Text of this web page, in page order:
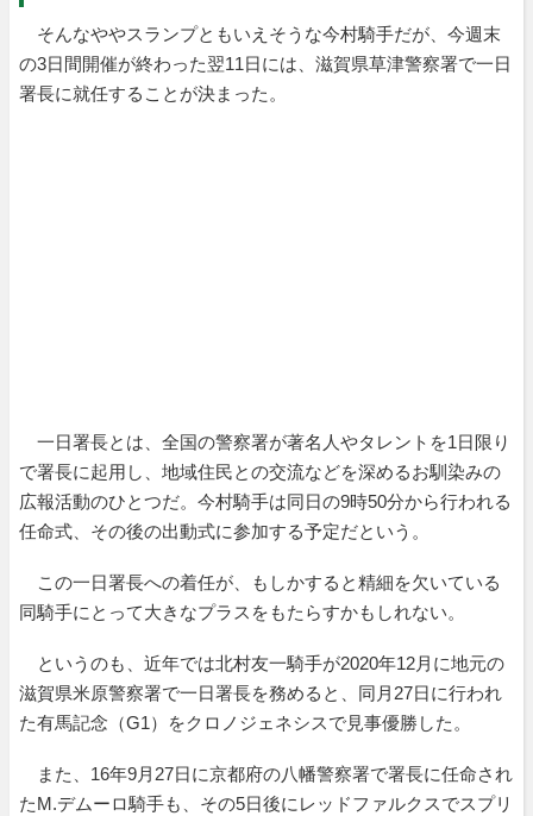
そんなややスランプともいえそうな今村騎手だが、今週末
の3日間開催が終わった翌11日には、滋賀県草津警察署で一日
署長に就任することが決まった。
一日署長とは、全国の警察署が著名人やタレントを1日限り
で署長に起用し、地域住民との交流などを深めるお馴染みの
広報活動のひとつだ。今村騎手は同日の9時50分から行われる
任命式、その後の出動式に参加する予定だという。
この一日署長への着任が、もしかすると精細を欠いている
同騎手にとって大きなプラスをもたらすかもしれない。
というのも、近年では北村友一騎手が2020年12月に地元の
滋賀県米原警察署で一日署長を務めると、同月27日に行われ
た有馬記念（G1）をクロノジェネシスで見事優勝した。
また、16年9月27日に京都府の八幡警察署で署長に任命され
たM.デムーロ騎手も、その5日後にレッドファルクスでスプリ